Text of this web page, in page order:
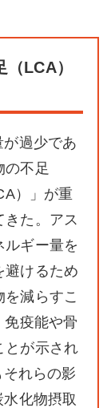
LCA）
過少であ
の不足
）」が重
た。アス
ルギー量を
避けるため
減らすこ
免疫能や骨
とが示され
れらの影
化物摂取